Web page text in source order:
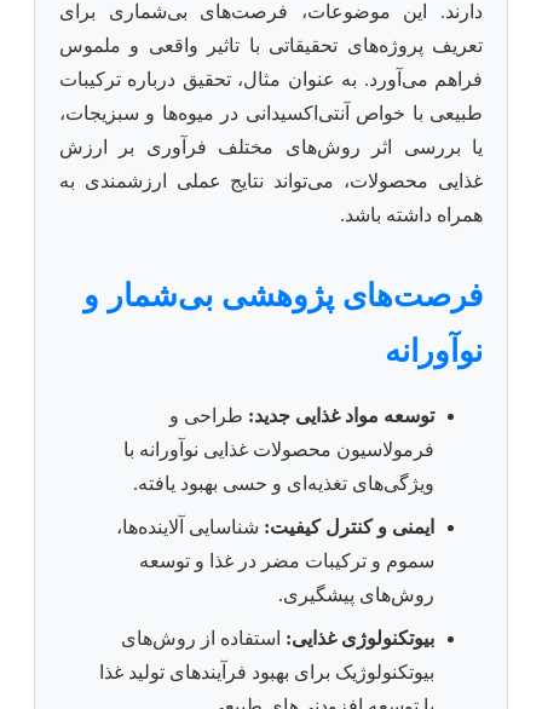
دارند. این موضوعات، فرصت‌های بی‌شماری برای
تعریف پروژه‌های تحقیقاتی با تاثیر واقعی و ملموس
فراهم می‌آورد. به عنوان مثال، تحقیق درباره ترکیبات
طبیعی با خواص آنتی‌اکسیدانی در میوه‌ها و سبزیجات،
یا بررسی اثر روش‌های مختلف فرآوری بر ارزش
غذایی محصولات، می‌تواند نتایج عملی ارزشمندی به
همراه داشته باشد.
فرصت‌های پژوهشی بی‌شمار و
نوآورانه
توسعه مواد غذایی جدید: طراحی و
فرمولاسیون محصولات غذایی نوآورانه با
ویژگی‌های تغذیه‌ای و حسی بهبود یافته.
ایمنی و کنترل کیفیت: شناسایی آلاینده‌ها،
سموم و ترکیبات مضر در غذا و توسعه
روش‌های پیشگیری.
بیوتکنولوژی غذایی: استفاده از روش‌های
بیوتکنولوژیک برای بهبود فرآیندهای تولید غذا